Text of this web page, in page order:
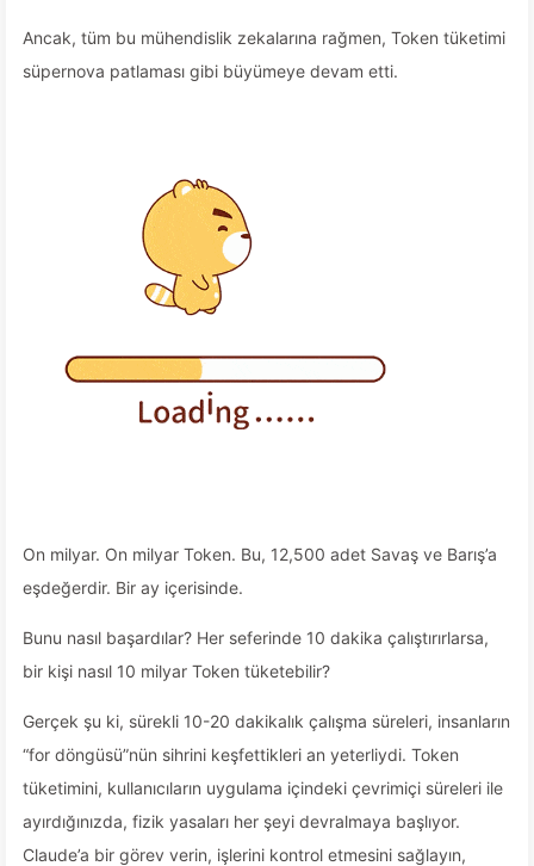
Ancak, tüm bu mühendislik zekalarına rağmen, Token tüketimi
süpernova patlaması gibi büyümeye devam etti.
On milyar. On milyar Token. Bu, 12,500 adet Savaş ve Barış’a
eşdeğerdir. Bir ay içerisinde.
Bunu nasıl başardılar? Her seferinde 10 dakika çalıştırırlarsa,
bir kişi nasıl 10 milyar Token tüketebilir?
Gerçek şu ki, sürekli 10-20 dakikalık çalışma süreleri, insanların
“for döngüsü”nün sihrini keşfettikleri an yeterliydi. Token
tüketimini, kullanıcıların uygulama içindeki çevrimiçi süreleri ile
ayırdığınızda, fizik yasaları her şeyi devralmaya başlıyor.
Claude’a bir görev verin, işlerini kontrol etmesini sağlayın,